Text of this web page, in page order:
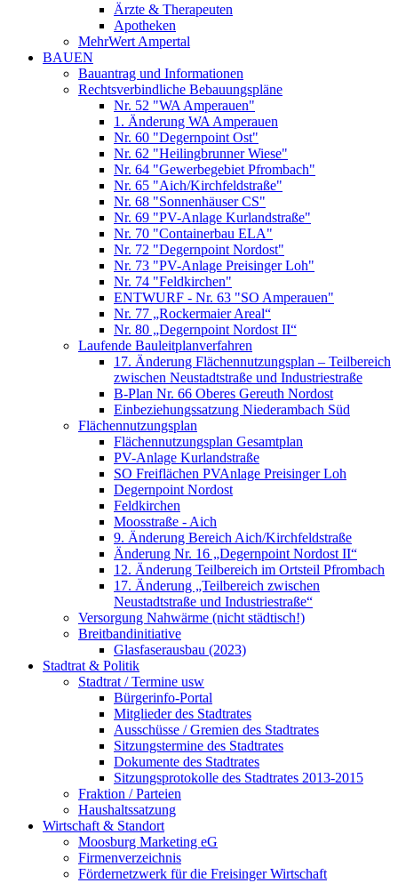
Ärzte & Therapeuten
Apotheken
MehrWert Ampertal
BAUEN
Bauantrag und Informationen
Rechtsverbindliche Bebauungspläne
Nr. 52 "WA Amperauen"
1. Änderung WA Amperauen
Nr. 60 "Degernpoint Ost"
Nr. 62 "Heilingbrunner Wiese"
Nr. 64 "Gewerbegebiet Pfrombach"
Nr. 65 "Aich/Kirchfeldstraße"
Nr. 68 "Sonnenhäuser CS"
Nr. 69 "PV-Anlage Kurlandstraße"
Nr. 70 "Containerbau ELA"
Nr. 72 "Degernpoint Nordost"
Nr. 73 "PV-Anlage Preisinger Loh"
Nr. 74 "Feldkirchen"
ENTWURF - Nr. 63 "SO Amperauen"
Nr. 77 „Rockermaier Areal“
Nr. 80 „Degernpoint Nordost II“
Laufende Bauleitplanverfahren
17. Änderung Flächennutzungsplan – Teilbereich
zwischen Neustadtstraße und Industriestraße
B-Plan Nr. 66 Oberes Gereuth Nordost
Einbeziehungssatzung Niederambach Süd
Flächennutzungsplan
Flächennutzungsplan Gesamtplan
PV-Anlage Kurlandstraße
SO Freiflächen PV­Anlage Preisinger Loh
Degernpoint Nordost
Feldkirchen
Moosstraße - Aich
9. Änderung Bereich Aich/Kirchfeldstraße
Änderung Nr. 16 „Degernpoint Nordost II“
12. Änderung Teilbereich im Ortsteil Pfrombach
17. Änderung „Teilbereich zwischen
Neustadtstraße und Industriestraße“
Versorgung Nahwärme (nicht städtisch!)
Breitbandinitiative
Glasfaserausbau (2023)
Stadtrat & Politik
Stadtrat / Termine usw
Bürgerinfo-Portal
Mitglieder des Stadtrates
Ausschüsse / Gremien des Stadtrates
Sitzungstermine des Stadtrates
Dokumente des Stadtrates
Sitzungsprotokolle des Stadtrates 2013-2015
Fraktion / Parteien
Haushaltssatzung
Wirtschaft & Standort
Moosburg Marketing eG
Firmenverzeichnis
Fördernetzwerk für die Freisinger Wirtschaft